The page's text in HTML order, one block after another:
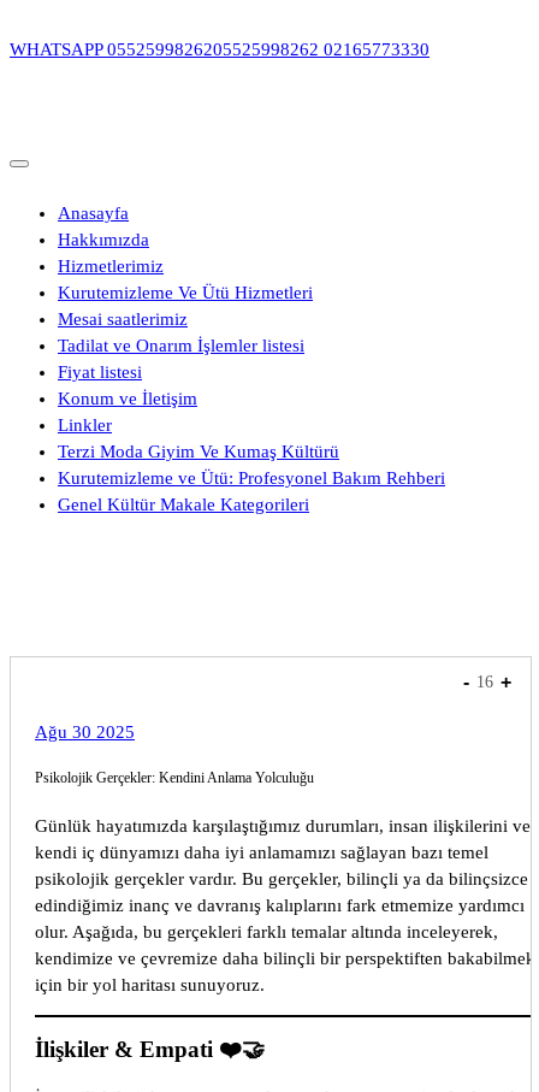
geç
WHATSAPP 0552599826205525998262 02165773330
Anasayfa
Hakkımızda
Hizmetlerimiz
Kurutemizleme Ve Ütü Hizmetleri
Mesai saatlerimiz
Tadilat ve Onarım İşlemler listesi
Fiyat listesi
Konum ve İletişim
Linkler
Terzi Moda Giyim Ve Kumaş Kültürü
Kurutemizleme ve Ütü: Profesyonel Bakım Rehberi
Genel Kültür Makale Kategorileri
Ağu 30 2025
Psikolojik Gerçekler: Kendini Anlama Yolculuğu
Günlük hayatımızda karşılaştığımız durumları, insan ilişkilerini ve
kendi iç dünyamızı daha iyi anlamamızı sağlayan bazı temel
psikolojik gerçekler vardır. Bu gerçekler, bilinçli ya da bilinçsizce
edindiğimiz inanç ve davranış kalıplarını fark etmemize yardımcı
olur. Aşağıda, bu gerçekleri farklı temalar altında inceleyerek,
kendimize ve çevremize daha bilinçli bir perspektiften bakabilmek
için bir yol haritası sunuyoruz.
İlişkiler & Empati ❤️🤝
- 16 +